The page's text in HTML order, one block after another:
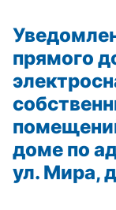
прямого
доме по
ул. Мира,